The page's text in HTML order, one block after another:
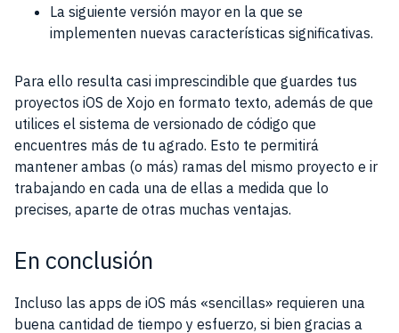
La siguiente versión mayor en la que se
implementen nuevas características significativas.
Para ello resulta casi imprescindible que guardes tus
proyectos iOS de Xojo en formato texto, además de que
utilices el sistema de versionado de código que
encuentres más de tu agrado. Esto te permitirá
mantener ambas (o más) ramas del mismo proyecto e ir
trabajando en cada una de ellas a medida que lo
precises, aparte de otras muchas ventajas.
En conclusión
Incluso las apps de iOS más «sencillas» requieren una
buena cantidad de tiempo y esfuerzo, si bien gracias a